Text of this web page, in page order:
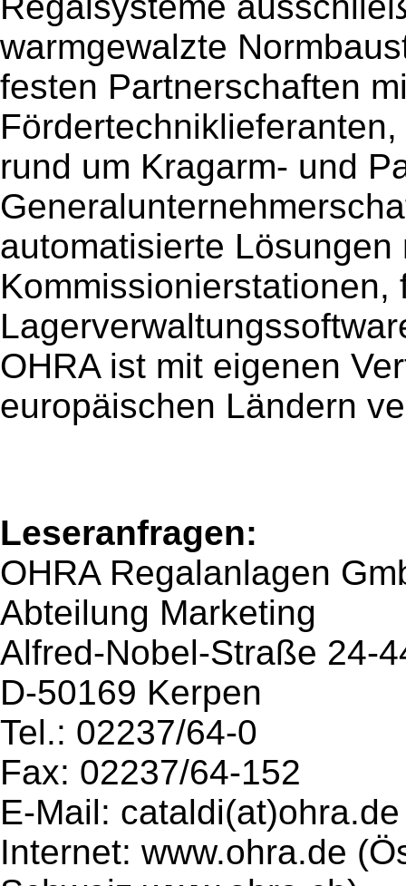
warmgewalzte
festen Partnerschaften
rund um Kragarm- und
automatisierte
OHRA ist mit eigenen
europäischen Ländern
Leseranfragen:
OHRA Regalanlagen
Abteilung Marketing
Alfred-Nobel-Straße 24-
D-50169 Kerpen
Tel.: 02237/64-0
Fax: 02237/64-152
E-Mail: cataldi(at)ohra.de
Internet: www.ohra.de